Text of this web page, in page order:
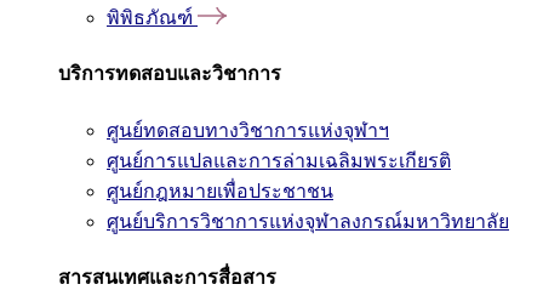
พิพิธภัณฑ์
บริการทดสอบและวิชาการ
ศูนย์ทดสอบทางวิชาการแห่งจุฬาฯ
ศูนย์การแปลและการล่ามเฉลิมพระเกียรติ
ศูนย์กฎหมายเพื่อประชาชน
ศูนย์บริการวิชาการแห่งจุฬาลงกรณ์มหาวิทยาลัย
สารสนเทศและการสื่อสาร